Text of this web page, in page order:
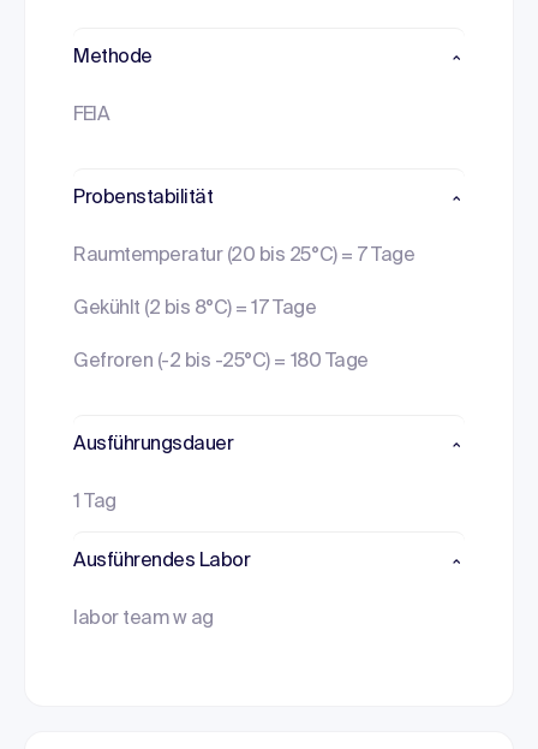
Methode
FEIA
Probenstabilität
Raumtemperatur (20 bis 25°C) = 7 Tage
Gekühlt (2 bis 8°C) = 17 Tage
Gefroren (-2 bis -25°C) = 180 Tage
Ausführungsdauer
1 Tag
Ausführendes Labor
labor team w ag